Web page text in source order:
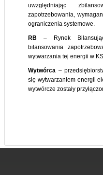
uwzględniając
zapotrzebowania,
ograniczenia systemowe.
RB – Rynek
bilansowania
wytwarzania tej energii w
Wytwórca–
się wytwarzaniem energii
wytwórcze zostały